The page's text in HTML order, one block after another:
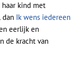
kind met
dan Ik wens iedereen
eerlijk en
de kracht van